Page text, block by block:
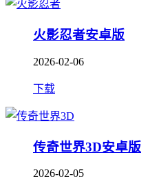
火影忍者安卓版
2026-02-06
下载
传奇世界3D安卓版
2026-02-05